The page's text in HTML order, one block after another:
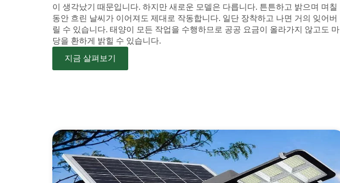
이 생각났기 때문입니다. 하지만 새로운 모델은 다릅니다. 튼튼하고 밝으며 며칠
동안 흐린 날씨가 이어져도 제대로 작동합니다. 일단 장착하고 나면 거의 잊어버
릴 수 있습니다. 태양이 모든 작업을 수행하므로 공공 요금이 올라가지 않고도 마
당을 환하게 밝힐 수 있습니다.
지금 살펴보기